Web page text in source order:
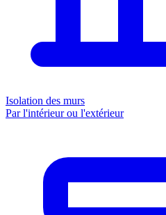
Isolation des murs
Par l'intérieur ou l'extérieur